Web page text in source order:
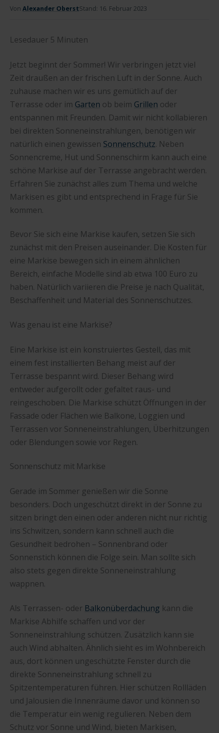
Von Alexander OberstStand: 16. Februar 2023
Lesedauer 5 Minuten
Jetzt beginnt der Sommer! Wir verbringen jetzt viel
Zeit draußen an der frischen Luft in der Sonne. Auch
zuhause machen wir es uns gemütlich auf der
Terrasse oder im Garten ob beim Grillen oder
entspannen mit Freunden. Damit wir nicht kollabieren
bei direkten Sonneneinstrahlungen, benötigen wir
natürlich einen gewissen Sonnenschutz. Neben
Sonnencreme, Hut und Sonnenschirm kann auch eine
schöne Markise auf der Terrasse angebracht werden.
Erfahren Sie zunächst alles zum Thema und welche
Markisen es gibt und entsprechend in Frage für Sie
kommen.
Bevor Sie sich eine Markise kaufen, setzen Sie sich
zunächst mit den Preisen auseinander. Die Kosten für
eine Markise bewegen sich in einem ähnlichen
Bereich, einfache Modelle sind ab etwa 100 Euro zu
haben. Natürlich variieren die Preise je nach Qualität,
Beschaffenheit und Material des Sonnenschutzes.
Was genau ist eine Markise?
Eine Markise ist ein konstruiertes Gestell, das mit
einem fest installierten Behang meist auf der
Terrasse bespannt wird. Dieser Behang wird
entweder aufgerollt oder gefaltet raus- und
reingeschoben. Die Markise schützt Öffnungen in der
Fassade oder Flächen wie Balkone, Loggien und
Terrassen vor Sonneneinstrahlungen, Überhitzungen
oder Blendungen sowie vor Regen.
Sonnenschutz mit Markise
Gerade im Sommer genießen wir die Sonne
besonders. Doch ungeschützt direkt in der Sonne zu
sitzen bringt den einen oder anderen nicht nur richtig
ins Schwitzen, sondern kann schnell auch die
Gesundheit bedrohen – Sonnenbrand oder
Sonnenstich können die Folge sein. Man sollte sich
also stets gegen direkte Sonneneinstrahlung
wappnen.
Als Terrassen- oder Balkonüberdachung kann die
Markise Abhilfe schaffen und vor der
Sonneneinstrahlung schützen. Zusätzlich kann sie
auch Wind abhalten. Ähnlich sieht es im Wohnbereich
aus, dort können ungeschützte Fenster durch die
direkte Sonneneinstrahlung schnell zu
Spitzentemperaturen führen. Hier schützen Rollläden
und Jalousien die Innenräume davor und können so
die Temperatur ein wenig regulieren. Neben dem
Schutz vor Sonne und Wind, bieten Markisen,